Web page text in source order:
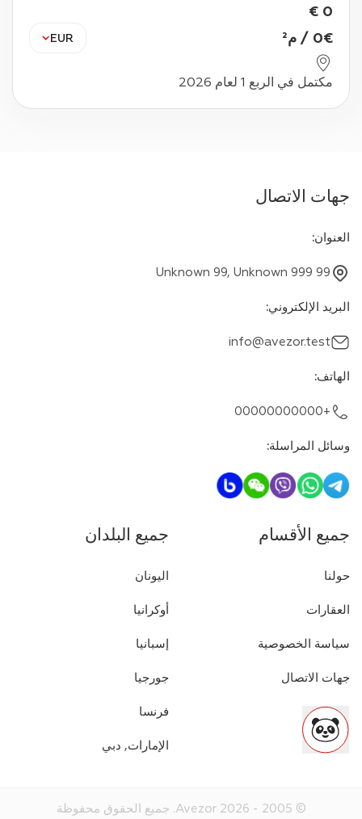
€ 0
0€
/ م² EUR
مكتمل في الربع 1 لعام 2026
جهات الاتصال
العنوان:
Unknown 99, Unknown 999 99
البريد الإلكتروني:
info@avezor.test
الهاتف:
+00000000000
وسائل المراسلة:
جميع الأقسام
حولنا
العقارات
سياسة الخصوصية
جهات الاتصال
جميع البلدان
اليونان
أوكرانيا
إسبانيا
جورجيا
فرنسا
الإمارات, دبي
© 2005 -
2026
Avezor. جميع الحقوق محفوظة